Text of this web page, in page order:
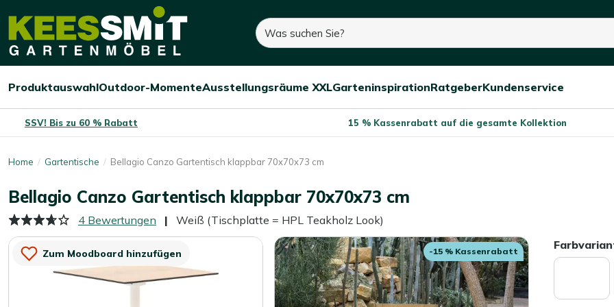
Kees
Suchen
Menü
Produktauswahl
Menü
Outdoor-Momente
Menü
Ausstellungsräume XXL
Menü
Garteninspiration
Menü
Ratgeber
Menü
Kundenservice
SSV! Bis zu 60 % Rabatt 15 % Kassenrabatt auf die gesamte Kollektion
Home Gartentische Bellagio Canzo Gartentisch klappbar 70x70x73 cm
Bellagio Canzo Gartentisch klappbar 70x70x73 cm
Weiß (Tischplatte = HPL Teakholz Look)
4 Bewertungen
Zum Moodboard hinzufügen -15 % Kassenrabatt
240,-